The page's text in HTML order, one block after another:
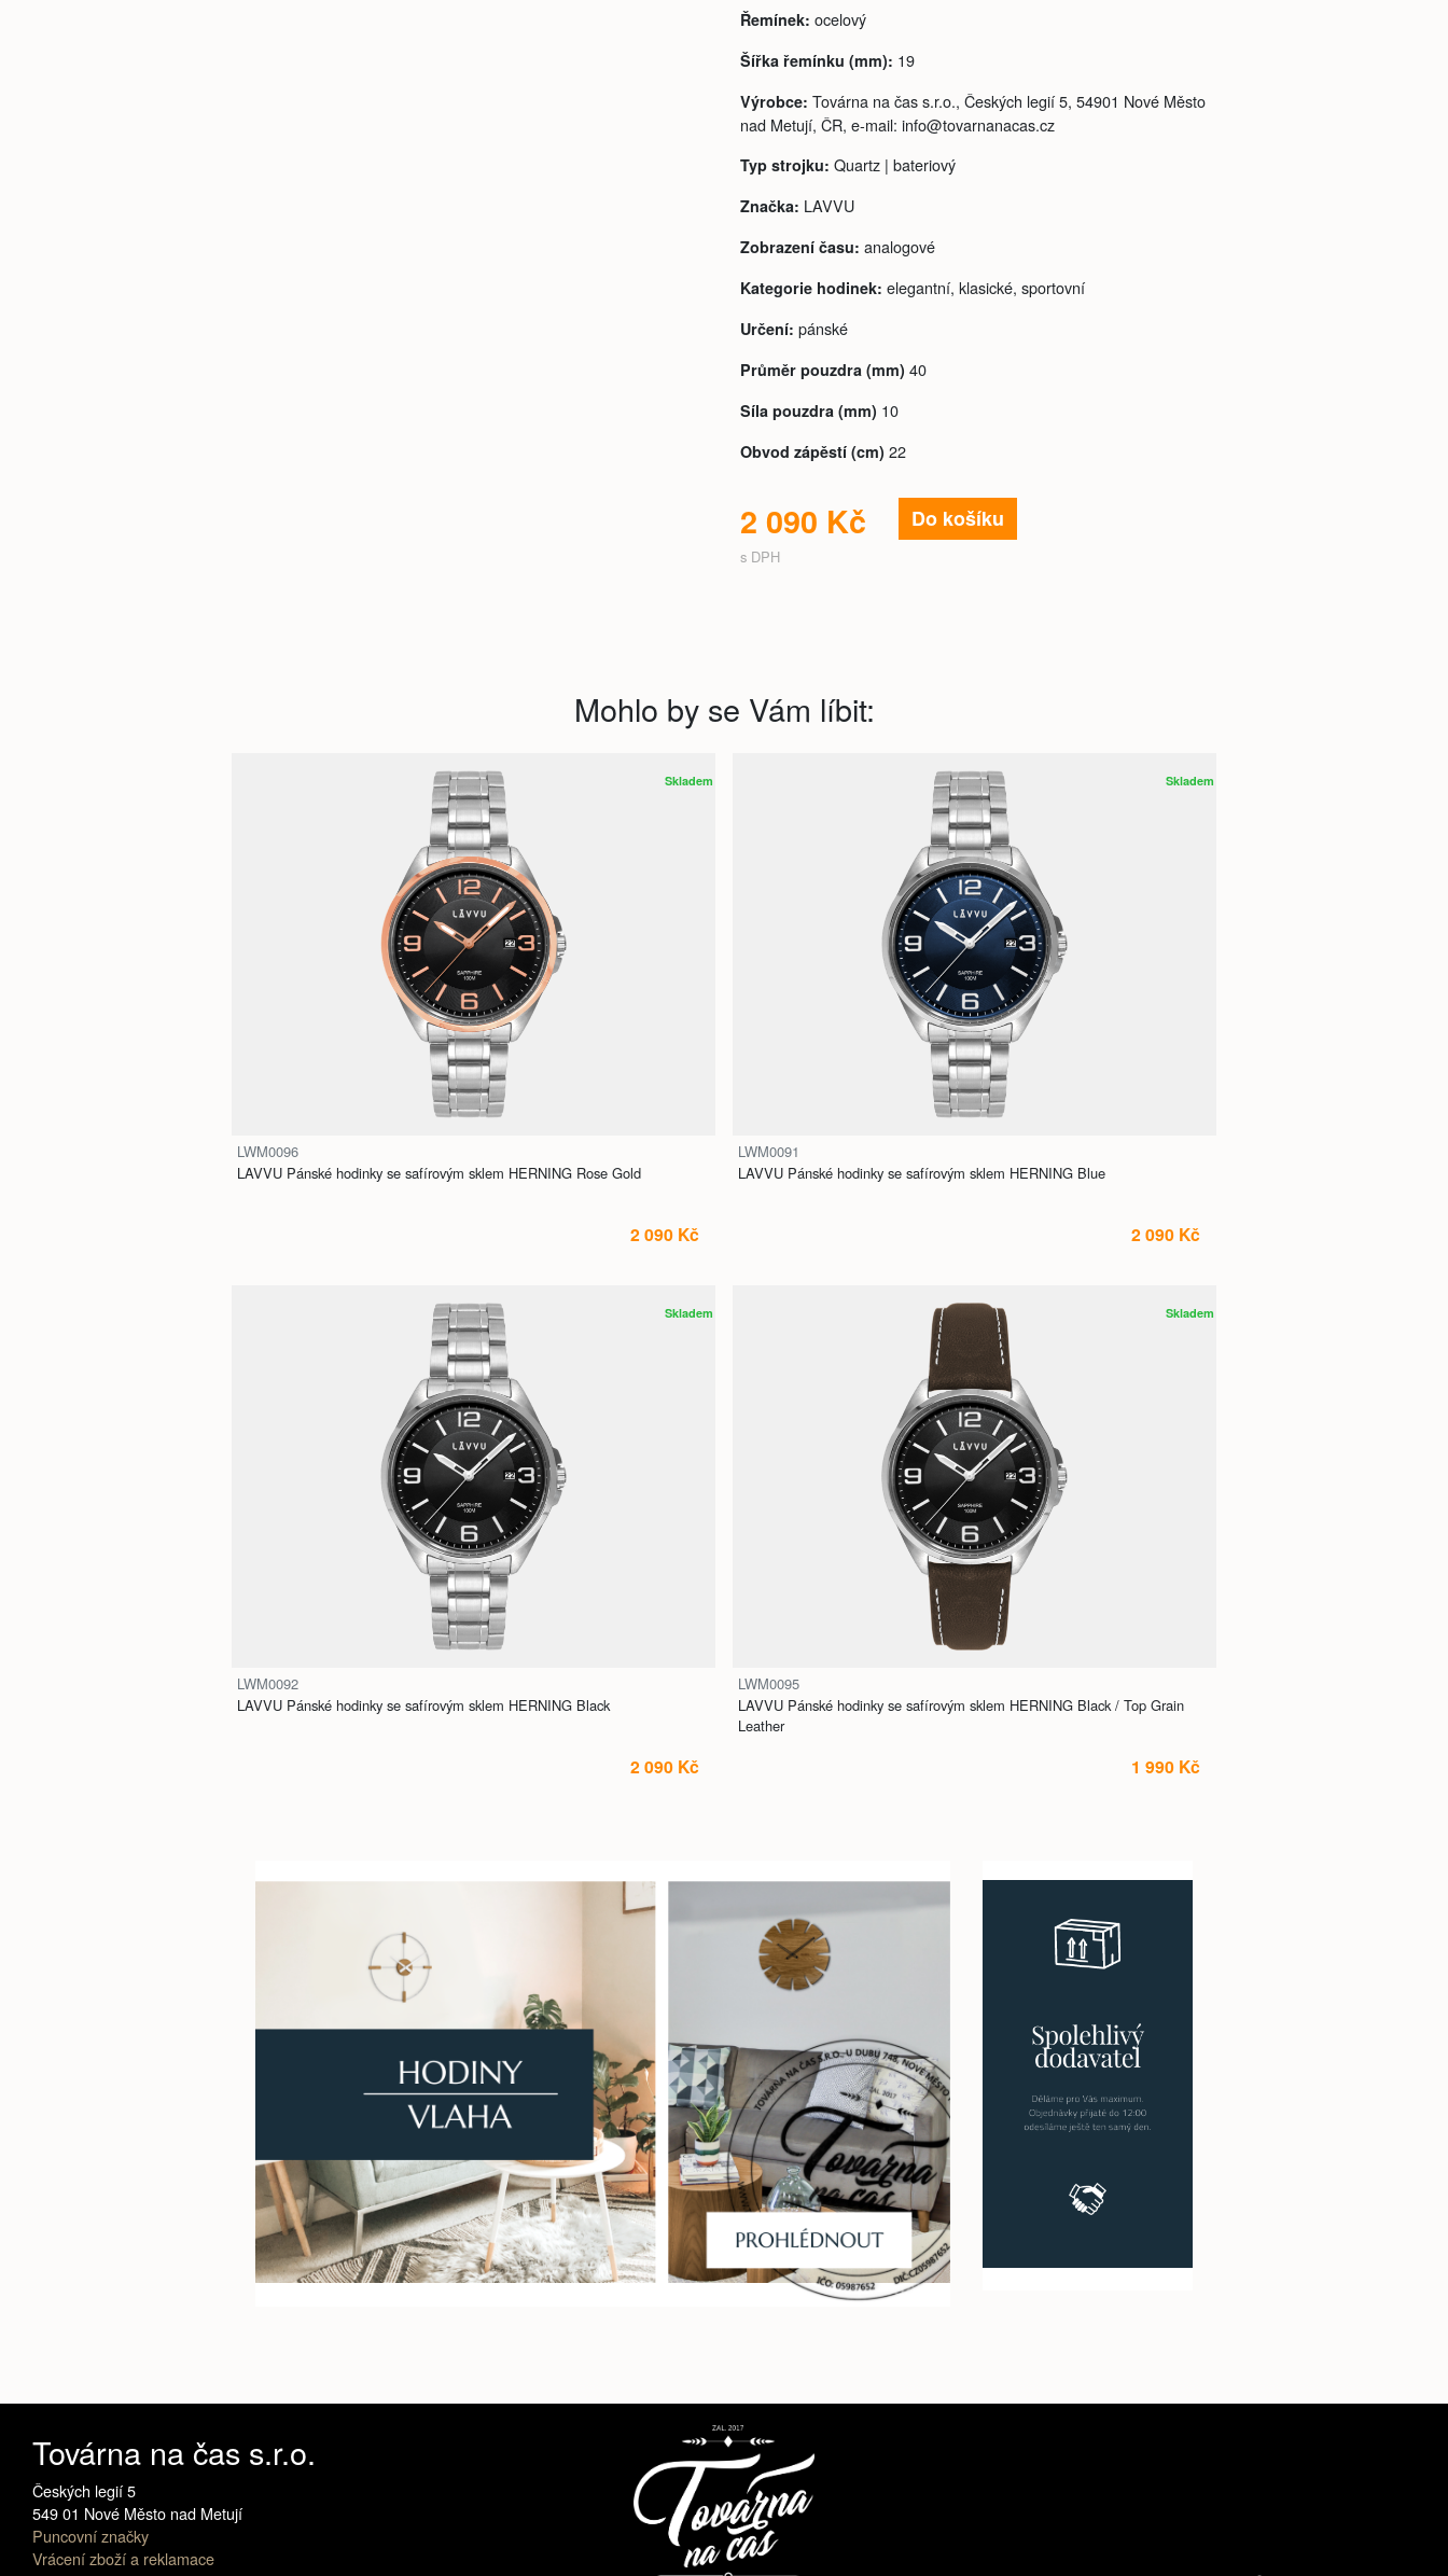
Řemínek: ocelový
Šířka řemínku (mm): 19
Výrobce: Továrna na čas s.r.o., Českých legií 5, 54901 Nové Město
nad Metují, ČR, e-mail: info@tovarnanacas.cz
Typ strojku: Quartz | bateriový
Značka: LAVVU
Zobrazení času: analogové
Kategorie hodinek: elegantní, klasické, sportovní
Určení: pánské
Průměr pouzdra (mm) 40
Síla pouzdra (mm) 10
Obvod zápěstí (cm) 22
2 090 Kč
s DPH
Do košíku
Mohlo by se Vám líbit:
Skladem
LWM0096
LAVVU Pánské hodinky se safírovým sklem HERNING Rose Gold
2 090 Kč
Skladem
LWM0091
LAVVU Pánské hodinky se safírovým sklem HERNING Blue
2 090 Kč
Skladem
LWM0092
LAVVU Pánské hodinky se safírovým sklem HERNING Black
2 090 Kč
Skladem
LWM0095
LAVVU Pánské hodinky se safírovým sklem HERNING Black / Top Grain
Leather
1 990 Kč
Továrna na čas s.r.o.
Českých legií 5
549 01 Nové Město nad Metují
Puncovní značky
Vrácení zboží a reklamace